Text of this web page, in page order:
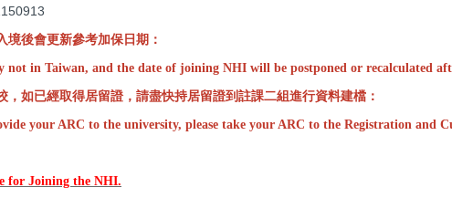
境後會更新參考加保日期：
not in Taiwan, and the date of joining NHI will be postponed or recalculated
，如已經取得居留證，請盡快持居留證到註課二組進行資料建檔：
your ARC to the university, please take your ARC to the Registration and
for Joining the NHI.